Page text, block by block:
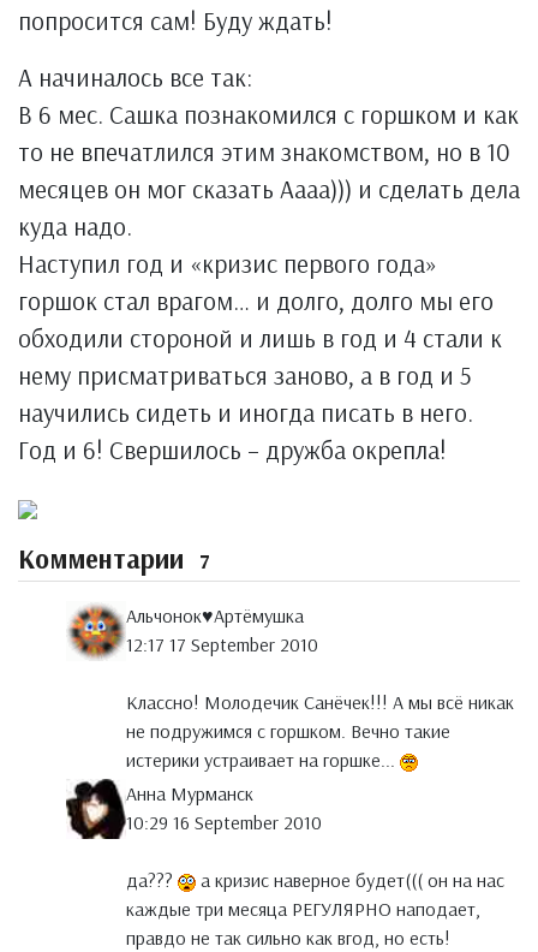
попросится сам! Буду ждать!
А начиналось все так:
В 6 мес. Сашка познакомился с горшком и как
то не впечатлился этим знакомством, но в 10
месяцев он мог сказать Аааа))) и сделать дела
куда надо.
Наступил год и «кризис первого года»
горшок стал врагом… и долго, долго мы его
обходили стороной и лишь в год и 4 стали к
нему присматриваться заново, а в год и 5
научились сидеть и иногда писать в него.
Год и 6! Свершилось – дружба окрепла!
Комментарии 7
Альчонок♥Артёмушка
12:17 17 September 2010
Классно! Молодечик Санёчек!!! А мы всё никак
не подружимся с горшком. Вечно такие
истерики устраивает на горшке...
Анна Мурманск
10:29 16 September 2010
да???
а кризис наверное будет((( он на нас
каждые три месяца РЕГУЛЯРНО наподает,
правдо не так сильно как вгод, но есть!